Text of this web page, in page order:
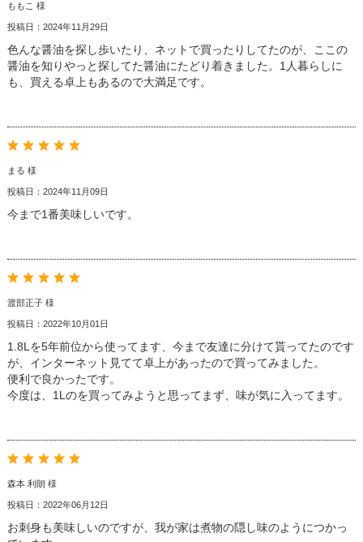
ももこ 様
投稿日：2024年11月29日
色んな醤油を探し歩いたり、ネットで買ったりしてたのが、ここの
醤油を知りやっと探してた醤油にたどり着きました。1人暮らしに
も、買える卓上もあるので大満足です。
まる 様
投稿日：2024年11月09日
今まで1番美味しいです。
渡部正子 様
投稿日：2022年10月01日
1.8Lを5年前位から使ってます、今まで友達に分けて貰ってたのです
が、インターネット見てて卓上があったので買ってみました。
便利で良かったです。
今度は、1Lのを買ってみようと思ってまず、味が気に入ってます。
森本 利朗 様
投稿日：2022年06月12日
お刺身も美味しいのですが、我が家は煮物の隠し味のようにつかっ